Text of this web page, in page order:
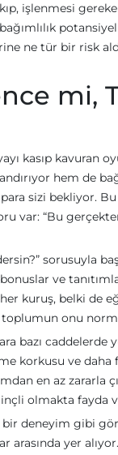
işlenmesi
ne tür bir risk
mi,
kasıp kavuran
hem de
sizi bekliyor.
var: “Bu
sorusuyla
ve
kuruş, belki de
onu
bazı
korkusu ve daha
en az zararla
olmakta fayda
deneyim gibi
yer alıyor.